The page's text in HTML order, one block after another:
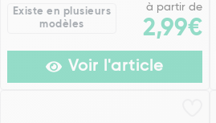
Existe en plusieurs
modèles
à partir de
2,99€
Voir l'article